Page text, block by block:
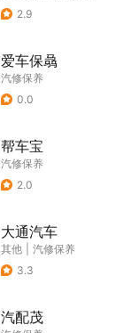
2.9
爱车保骉
汽修保养
0.0
帮车宝
汽修保养
2.0
大通汽车
其他
汽修保养
3.3
汽配茂